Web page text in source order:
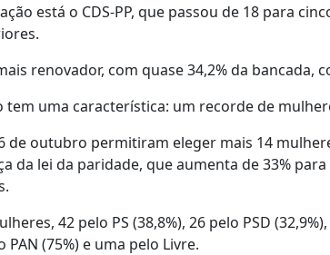
está o CDS-PP, que passou de 18 para
renovador, com quase 34,2% da bancada,
tem uma característica: um recorde de
de outubro permitiram eleger mais 14
da lei da paridade, que aumenta de 33%
42 pelo PS (38,8%), 26 pelo PSD
PAN (75%) e uma pelo Livre.